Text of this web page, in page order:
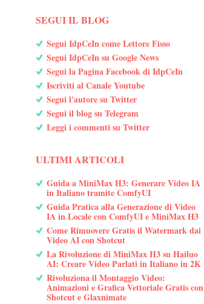
SEGUI IL BLOG
Segui IdpCeIn come Lettore Fisso
Segui IdpCeIn su Google News
Segui la Pagina Facebook di IdpCeIn
Iscriviti al Canale Youtube
Segui l'autore su Twitter
Segui il blog su Telegram
Leggi i commenti su Twitter
ULTIMI ARTICOLI
Guida a MiniMax H3: Generare Video IA
in Italiano tramite ComfyUI
Guida Pratica alla Generazione di Video
IA in Locale con ComfyUI e MiniMax H3
Come Rimuovere Gratis il Watermark dai
Video AI con Shotcut
La Rivoluzione di MiniMax H3 su Hailuo
AI: Creare Video Parlati in Italiano in 2K
Rivoluziona il Montaggio Video:
Animazioni e Grafica Vettoriale Gratis con
Shotcut e Glaxnimate